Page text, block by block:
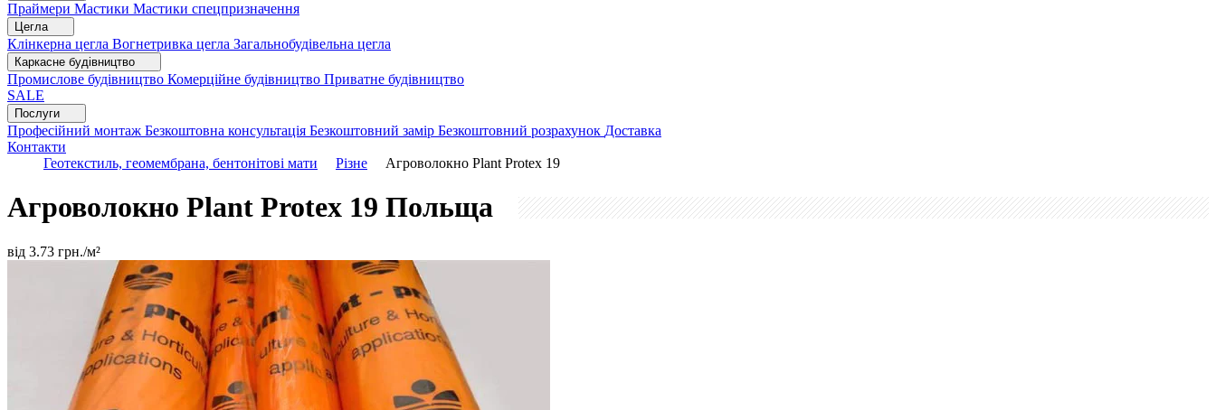
Праймери Мастики Мастики спецпризначення
Цегла
Клінкерна цегла Вогнетривка цегла Загальнобудівельна цегла
Каркасне будівництво
Промислове будівництво Комерційне будівництво Приватне будівництво
SALE
Послуги
Професійний монтаж Безкоштовна консультація Безкоштовний замір Безкоштовний розрахунок Доставка
Контакти
Геотекстиль, геомембрана, бентонітові мати
Різне Агроволокно Plant Protex 19
Агроволокно Plant Protex 19 Польща
від 3.73 грн./м²